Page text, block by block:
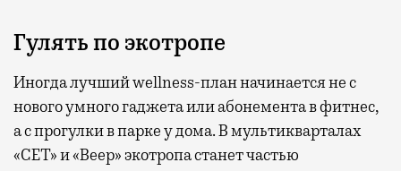
Гулять по экотропе
Иногда лучший wellness-план начинается не с
нового умного гаджета или абонемента в фитнес,
а с прогулки в парке у дома. В мультикварталах
«СЕТ» и «Веер» экотропа станет частью